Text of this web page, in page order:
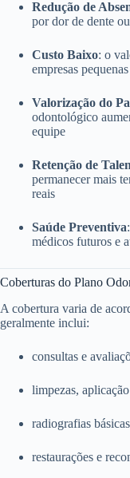
Redução de
por dor de dente
Custo Baixo: o
empresas pequenas
Valorização do
odontológico
equipe
Retenção de
permanecer mais
reais
Saúde Preventiva
médicos futuros e
Coberturas do Plano
A cobertura varia de
geralmente inclui:
consultas e
limpezas,
radiografias básicas
restaurações e